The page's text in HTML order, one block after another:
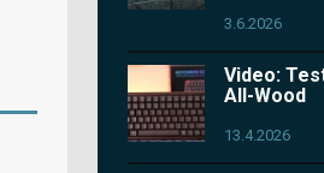
3.6.2026
Video:
All-Wood
13.4.2026